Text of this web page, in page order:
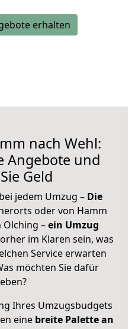
erhalten
nach Wehl:
Angebote und
Geld
jedem Umzug – Die
oder von Hamm
Olching –ein Umzug
im Klaren sein, was
Service erwarten
möchten Sie dafür
Ihres Umzugsbudgets
eine breite Palette an